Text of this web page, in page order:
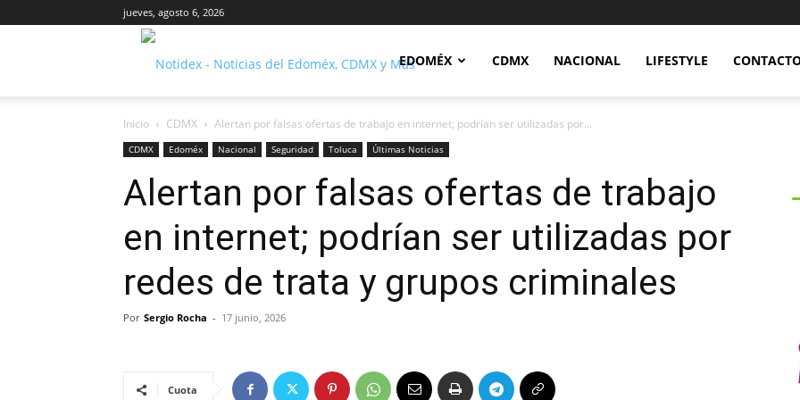
jueves, agosto 6, 2026
Notidex
EDOMÉX CDMX NACIONAL LIFESTYLE
Inicio CDMX Alertan por falsas ofertas de trabajo en internet; podrían ser utilizadas por...
CDMX Edoméx Nacional Seguridad Toluca Últimas Noticias
Alertan por falsas ofertas de trabajo
en internet; podrían ser utilizadas por
redes de trata y grupos criminales
Por Sergio Rocha - 17 junio, 2026
Cuota